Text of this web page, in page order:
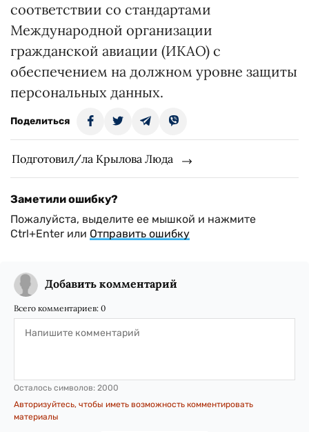
соответствии со стандартами
Международной организации
гражданской авиации (ИКАО) с
обеспечением на должном уровне защиты
персональных данных.
Поделиться
Подготовил/ла Крылова Люда
Заметили ошибку?
Пожалуйста, выделите ее мышкой и нажмите
Ctrl+Enter или Отправить ошибку
Добавить комментарий
Всего комментариев: 0
Осталось символов: 2000
Авторизуйтесь, чтобы иметь возможность комментировать
материалы